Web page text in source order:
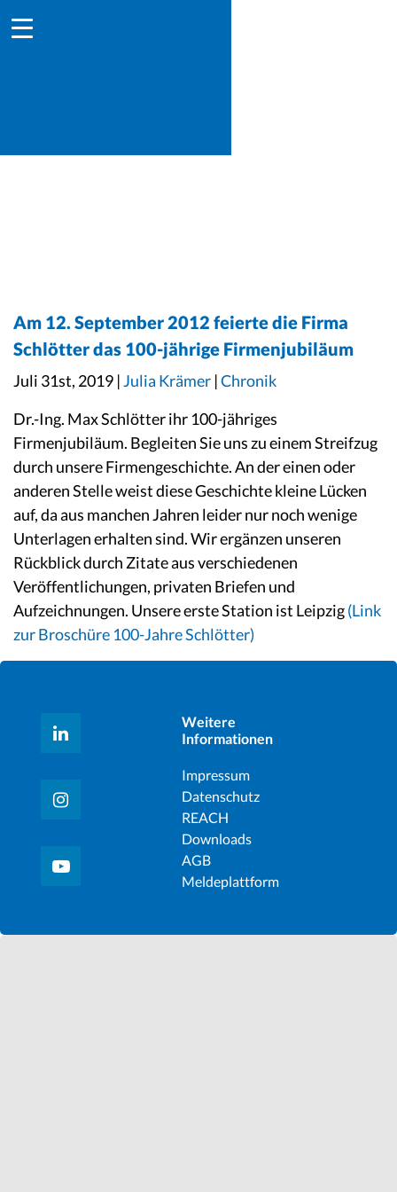
Am 12. September 2012 feierte die Firma
Schlötter das 100-jährige Firmenjubiläum
Juli 31st, 2019 |Julia Krämer |Chronik
Dr.-Ing. Max Schlötter ihr 100-jähriges
Firmenjubiläum. Begleiten Sie uns zu einem Streifzug
durch unsere Firmengeschichte. An der einen oder
anderen Stelle weist diese Geschichte kleine Lücken
auf, da aus manchen Jahren leider nur noch wenige
Unterlagen erhalten sind. Wir ergänzen unseren
Rückblick durch Zitate aus verschiedenen
Veröffentlichungen, privaten Briefen und
Aufzeichnungen. Unsere erste Station ist Leipzig(Link
zur Broschüre 100-Jahre Schlötter)
Weitere
Informationen
Impressum
Datenschutz
REACH
Downloads
AGB
Meldeplattform